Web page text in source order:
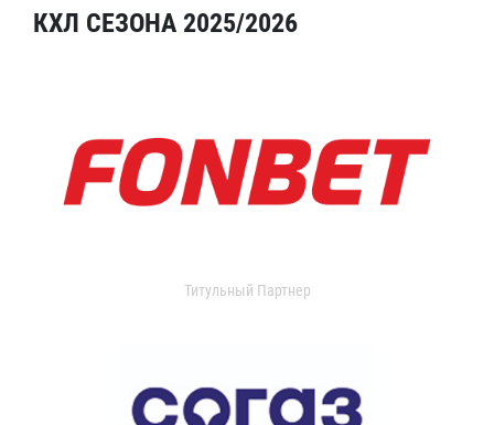
КХЛ СЕЗОНА 2025/2026
Титульный Партнер